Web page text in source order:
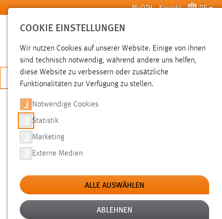
Zum Hauptinhalt springen MyOTH Kontakt DE
SUCHE
JETZT BEWERBEN
SUCHE
FILTER
Typ
Erstellungsdatum
COOKIE EINSTELLUNGEN
Wir nutzen Cookies auf unserer Website. Einige von ihnen
sind technisch notwendig, während andere uns helfen,
diese Website zu verbessern oder zusätzliche
Funktionalitäten zur Verfügung zu stellen.
Notwendige Cookies
Statistik
Marketing
Externe Medien
ALLE AUSWÄHLEN
ABLEHNEN